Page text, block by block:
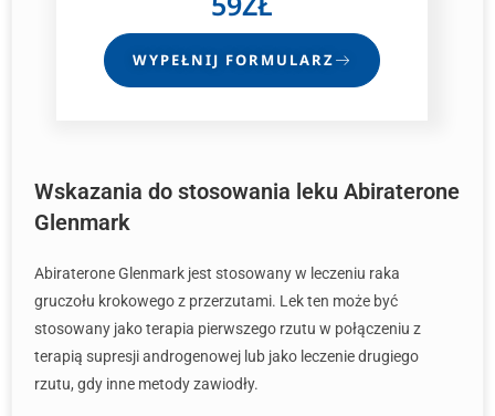
WYPEŁNIJ FORMULARZ
Wskazania do stosowania leku Abiraterone
Glenmark
Abiraterone Glenmark jest stosowany w leczeniu raka
gruczołu krokowego z przerzutami. Lek ten może być
stosowany jako terapia pierwszego rzutu w połączeniu z
terapią supresji androgenowej lub jako leczenie drugiego
rzutu, gdy inne metody zawiodły.